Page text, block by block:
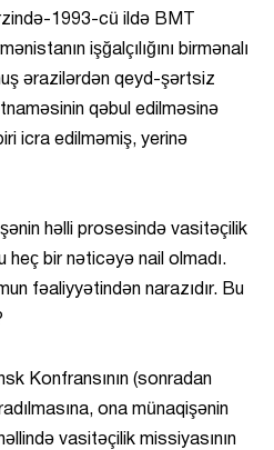
1993-cü ildə BMT
işğalçılığını birmənalı
ərazilərdən qeyd-şərtsiz
qəbul edilməsinə
icra edilməmiş, yerinə
həlli prosesində vasitəçilik
heç bir nəticəyə nail olmadı.
fəaliyyətindən narazıdır. Bu
Konfransının (sonradan
ona münaqişənin
vasitəçilik missiyasının